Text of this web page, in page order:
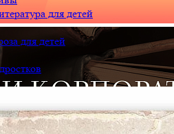
для детей
для детей